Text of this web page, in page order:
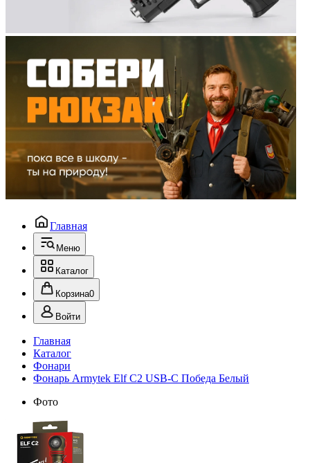
Главная
Меню
Каталог
Корзина0
Войти
Главная
Каталог
Фонари
Фонарь Armytek Elf C2 USB-C Победа Белый
Фото